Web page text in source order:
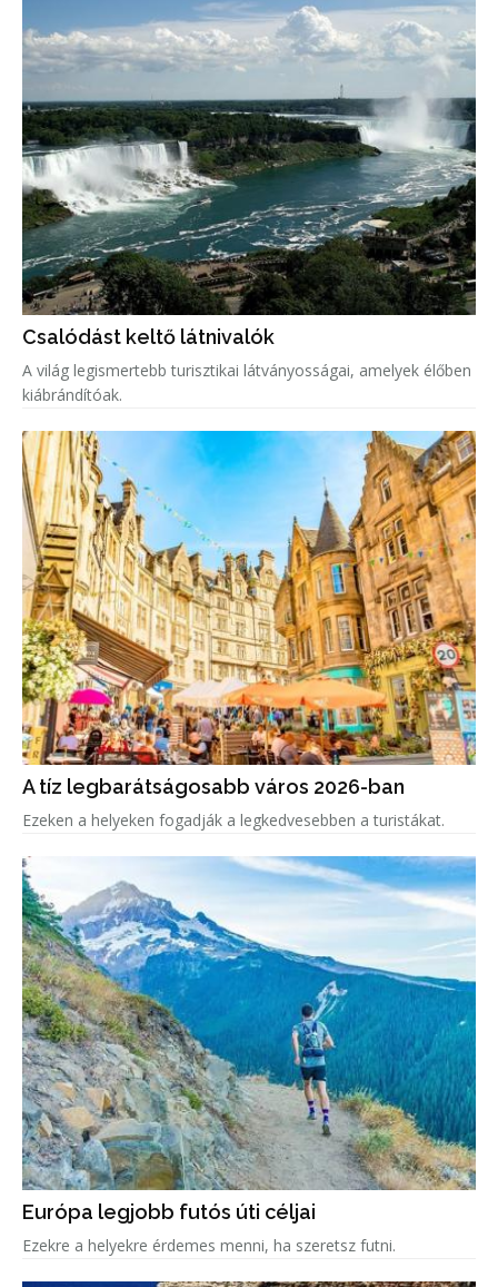
Csalódást keltő látnivalók
A világ legismertebb turisztikai látványosságai, amelyek élőben
kiábrándítóak.
A tíz legbarátságosabb város 2026-ban
Ezeken a helyeken fogadják a legkedvesebben a turistákat.
Európa legjobb futós úti céljai
Ezekre a helyekre érdemes menni, ha szeretsz futni.